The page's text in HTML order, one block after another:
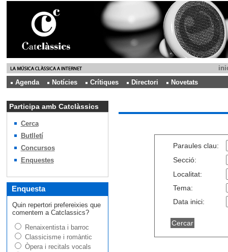
Agenda
Notícies Crítiques Directori Novetats
Participa amb Catclàssics
Cerca
Butlletí
Concursos
Enquestes
Enquesta
Quin repertori prefereixies que
comentem a Catclassics?
Renaixentista i barroc
Classicisme i romàntic
Òpera i recitals vocals
Paraules clau:
Secció:
Localitat:
Tema:
Data inici: